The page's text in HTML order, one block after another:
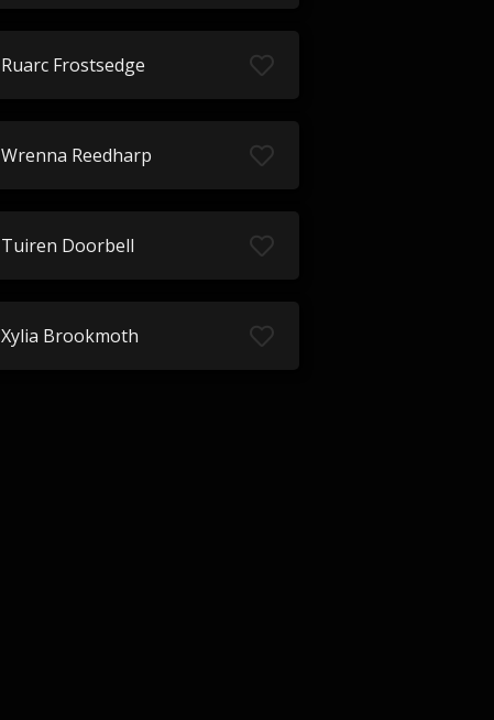
Ruarc Frostsedge
Wrenna Reedharp
Tuiren Doorbell
Xylia Brookmoth